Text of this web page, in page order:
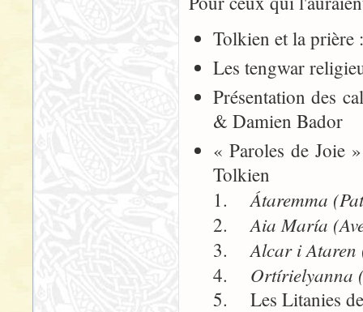
Tolkien et la
Les tengwar
Présentation des
& Damien Bador
« Paroles de Joie
Tolkien
1. Átaremma
2. Aia María
3. Alcar i
4. Ortírielyanna
5. Les Litanies